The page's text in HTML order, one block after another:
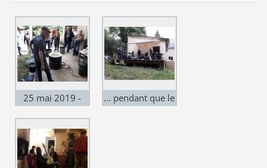
25 mai 2019 -
l'atelier AR'Terre
des Combalous -
Martin est très
... pendant que le